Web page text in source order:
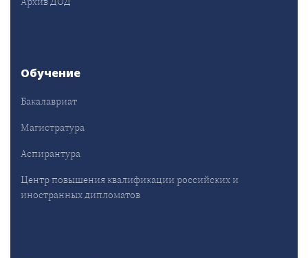
Обучение
Бакалавриат
Магистратура
Аспирантура
Центр повышения квалификации российских и
иностранных дипломатов